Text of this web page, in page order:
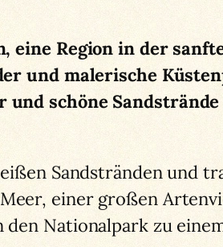
eine Region in der
und malerische
schöne
Sandstränden und
einer großen
Nationalpark zu